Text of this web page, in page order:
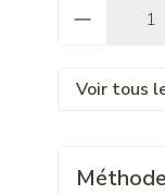
Voir tous